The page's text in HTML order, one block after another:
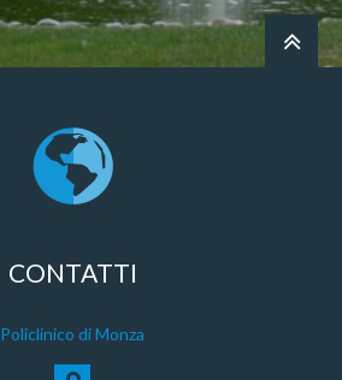
CONTATTI
Policlinico di Monza